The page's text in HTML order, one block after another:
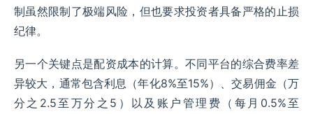
制虽然限制了极端风险，但也要求投资者具备严格的止损
纪律。
另一个关键点是配资成本的计算。不同平台的综合费率差
异较大，通常包含利息（年化8%至15%）、交易佣金（万
分之2.5至万分之5）以及账户管理费（每月0.5%至